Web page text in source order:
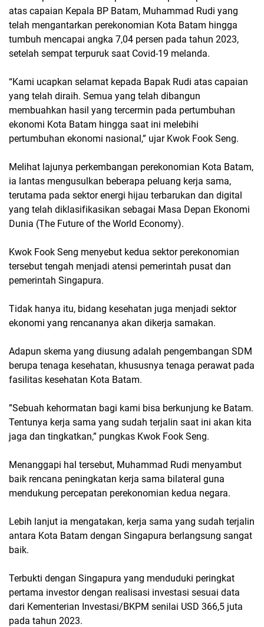
atas capaian Kepala BP Batam, Muhammad Rudi yang
telah mengantarkan perekonomian Kota Batam hingga
tumbuh mencapai angka 7,04 persen pada tahun 2023,
setelah sempat terpuruk saat Covid-19 melanda.
“Kami ucapkan selamat kepada Bapak Rudi atas capaian
yang telah diraih. Semua yang telah dibangun
membuahkan hasil yang tercermin pada pertumbuhan
ekonomi Kota Batam hingga saat ini melebihi
pertumbuhan ekonomi nasional,” ujar Kwok Fook Seng.
Melihat lajunya perkembangan perekonomian Kota Batam,
ia lantas mengusulkan beberapa peluang kerja sama,
terutama pada sektor energi hijau terbarukan dan digital
yang telah diklasifikasikan sebagai Masa Depan Ekonomi
Dunia (The Future of the World Economy).
Kwok Fook Seng menyebut kedua sektor perekonomian
tersebut tengah menjadi atensi pemerintah pusat dan
pemerintah Singapura.
Tidak hanya itu, bidang kesehatan juga menjadi sektor
ekonomi yang rencananya akan dikerja samakan.
Adapun skema yang diusung adalah pengembangan SDM
berupa tenaga kesehatan, khususnya tenaga perawat pada
fasilitas kesehatan Kota Batam.
”Sebuah kehormatan bagi kami bisa berkunjung ke Batam.
Tentunya kerja sama yang sudah terjalin saat ini akan kita
jaga dan tingkatkan,” pungkas Kwok Fook Seng.
Menanggapi hal tersebut, Muhammad Rudi menyambut
baik rencana peningkatan kerja sama bilateral guna
mendukung percepatan perekonomian kedua negara.
Lebih lanjut ia mengatakan, kerja sama yang sudah terjalin
antara Kota Batam dengan Singapura berlangsung sangat
baik.
Terbukti dengan Singapura yang menduduki peringkat
pertama investor dengan realisasi investasi sesuai data
dari Kementerian Investasi/BKPM senilai USD 366,5 juta
pada tahun 2023.